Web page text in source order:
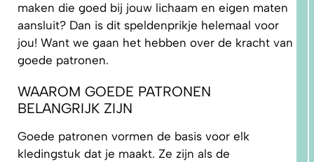
maken die goed bij jouw lichaam en eigen maten
aansluit? Dan is dit speldenprikje helemaal voor
jou! Want we gaan het hebben over de kracht van
goede patronen.
WAAROM GOEDE PATRONEN
BELANGRIJK ZIJN
Goede patronen vormen de basis voor elk
kledingstuk dat je maakt. Ze zijn als de
GOED?